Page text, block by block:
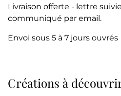
Livraison offerte - lettre
communiqué par email.
Envoi sous 5 à 7 jours ouvrés
Créations à